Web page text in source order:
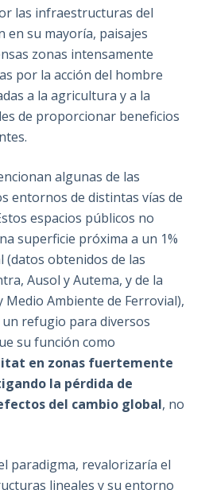
las infraestructuras del
su mayoría, paisajes
zonas intensamente
por la acción del hombre
a la agricultura y a la
de proporcionar beneficios
algunas de las
entornos de distintas vías de
espacios públicos no
superficie próxima a un 1%
obtenidos de las
Ausol y Autema, y de la
Medio Ambiente de Ferrovial),
refugio para diversos
su función como
en zonas fuertemente
la pérdida de
del cambio global, no
paradigma, revalorizaría el
lineales y su entorno